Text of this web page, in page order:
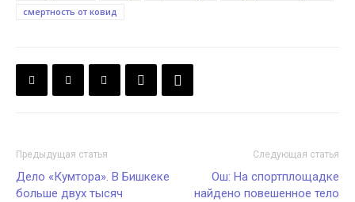
смертность от ковид
Предыдущая статья
Дело «Кумтора». В Бишкеке
больше двух тысяч
Следующая статья
Ош: На спортплощадке
найдено повешенное тело